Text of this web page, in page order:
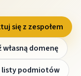
się z zespołem
własną domenę
listy podmiotów